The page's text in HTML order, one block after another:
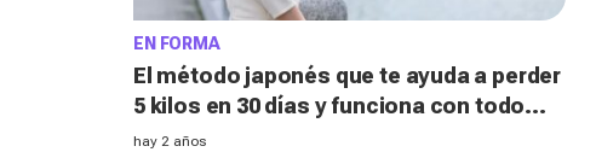
EN FORMA
El método japonés que te ayuda a perder
5 kilos en 30 días y funciona con todo
tipo de cuerpos
hay 2 años